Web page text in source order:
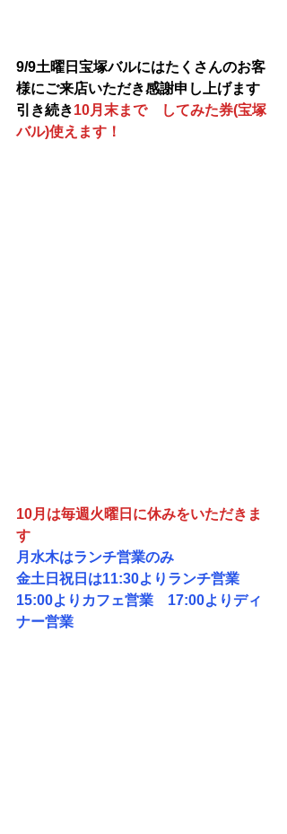
9/9土曜日宝塚バルにはたくさんのお客
様にご来店いただき感謝申し上げます
引き続き10月末まで　してみた券(宝塚
バル)使えます！
10月は毎週火曜日に休みをいただきま
す
月水木はランチ営業のみ
金土日祝日は11:30よりランチ営業
15:00よりカフェ営業　17:00よりディ
ナー営業